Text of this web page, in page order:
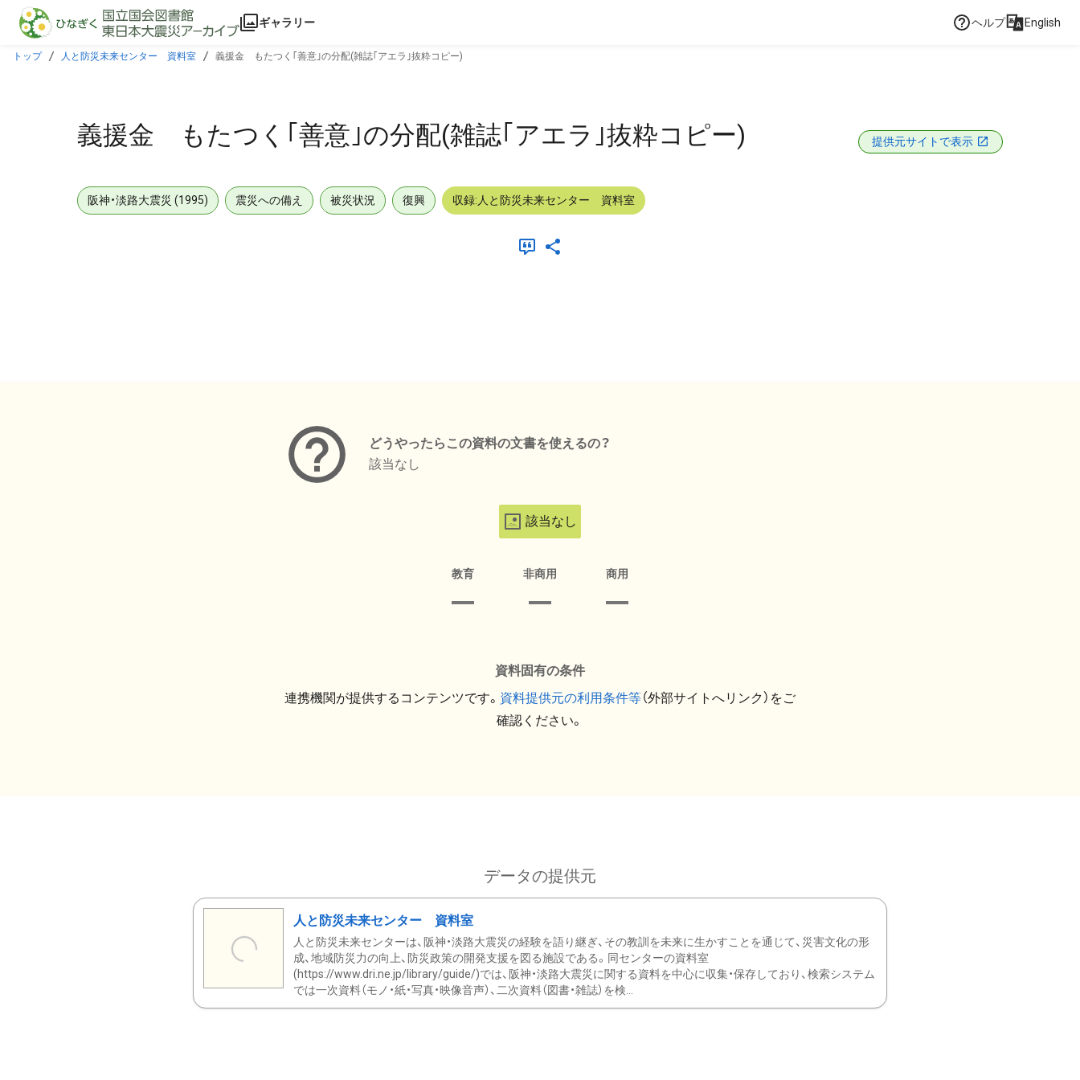
本文に飛ぶ
ギャラリー ヘルプ English
トップ 人と防災未来センター 資料室 義援金 もたつく｢善意｣の分配(雑誌｢アエラ｣抜粋コピー)
義援金 もたつく｢善意｣の分配(雑誌｢アエラ｣抜粋コピー) 提供元サイトで表示
阪神・淡路大震災 (1995) 震災への備え 被災状況 復興 収録:人と防災未来センター 資料室
どうやったらこの資料の文書を使えるの？
該当なし
該当なし
教育 非商用 商用
資料固有の条件
連携機関が提供するコンテンツです。 資料提供元の利用条件等（外部サイトへリンク）をご
確認ください。
データの提供元
人と防災未来センター 資料室
人と防災未来センターは、阪神・淡路大震災の経験を語り継ぎ、その教訓を未来に生かすことを通じて、災害文化の形
成、地域防災力の向上、防災政策の開発支援を図る施設である。同センターの資料室
(https://www.dri.ne.jp/library/guide/)では、阪神・淡路大震災に関する資料を中心に収集・保存しており、検索システム
では一次資料（モノ・紙・写真・映像音声）、二次資料（図書・雑誌）を検...